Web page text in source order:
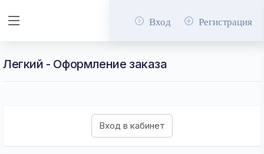
Вход Регистрация
Легкий - Оформление заказа